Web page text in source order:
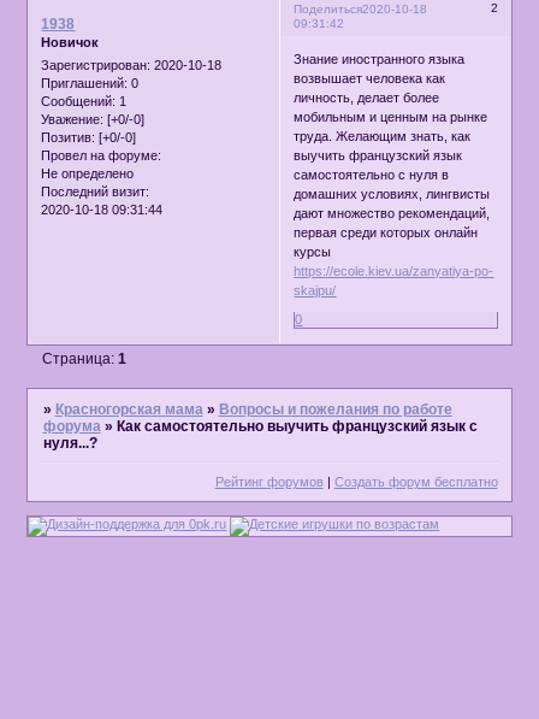
Поделиться 2
2020-10-18
09:31:42
1938
Новичок
Зарегистрирован: 2020-10-18
Приглашений: 0
Сообщений: 1
Уважение: [+0/-0]
Позитив: [+0/-0]
Провел на форуме:
Не определено
Последний визит:
2020-10-18 09:31:44
Знание иностранного языка
возвышает человека как
личность, делает более
мобильным и ценным на рынке
труда. Желающим знать, как
выучить французский язык
самостоятельно с нуля в
домашних условиях, лингвисты
дают множество рекомендаций,
первая среди которых онлайн
курсы
https://ecole.kiev.ua/zanyatiya-po-
skajpu/
0
Страница: 1
» Красногорская мама » Вопросы и пожелания по работе
форума » Как самостоятельно выучить французский язык с
нуля...?
Рейтинг форумов| Создать форум бесплатно